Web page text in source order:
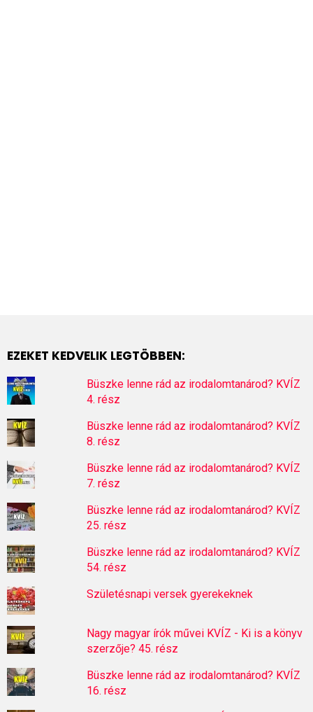
EZEKET KEDVELIK LEGTÖBBEN:
Büszke lenne rád az irodalomtanárod? KVÍZ
4. rész
Büszke lenne rád az irodalomtanárod? KVÍZ
8. rész
Büszke lenne rád az irodalomtanárod? KVÍZ
7. rész
Büszke lenne rád az irodalomtanárod? KVÍZ
25. rész
Büszke lenne rád az irodalomtanárod? KVÍZ
54. rész
Születésnapi versek gyerekeknek
Nagy magyar írók művei KVÍZ - Ki is a könyv
szerzője? 45. rész
Büszke lenne rád az irodalomtanárod? KVÍZ
16. rész